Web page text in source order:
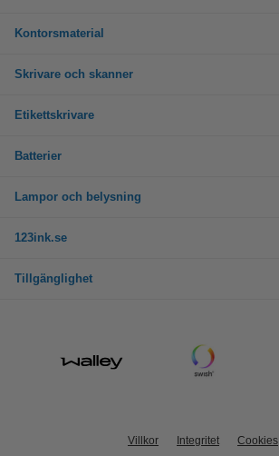
Kontorsmaterial
Skrivare och skanner
Etikettskrivare
Batterier
Lampor och belysning
123ink.se
Tillgänglighet
Villkor Integritet Cookies